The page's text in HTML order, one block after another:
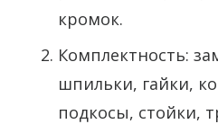
кромок.
Комплектность:
шпильки, гайки,
подкосы, стойки,